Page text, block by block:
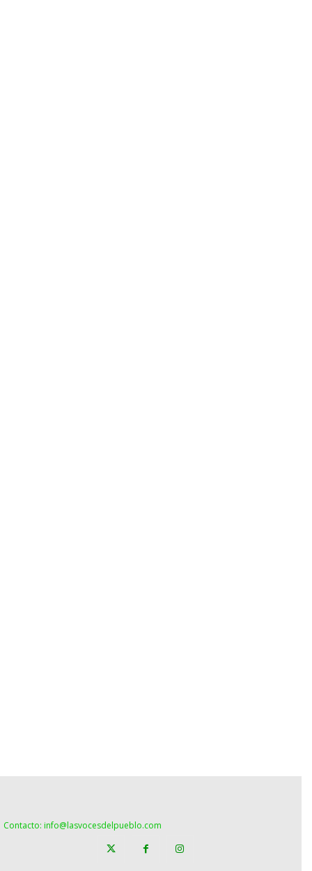
Contacto: info@lasvocesdelpueblo.com